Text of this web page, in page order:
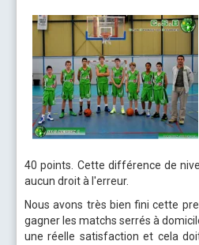
40 points. Cette différence de
aucun droit à l'erreur.
Nous avons très bien fini cette
gagner les matchs serrés à
une réelle satisfaction et cela